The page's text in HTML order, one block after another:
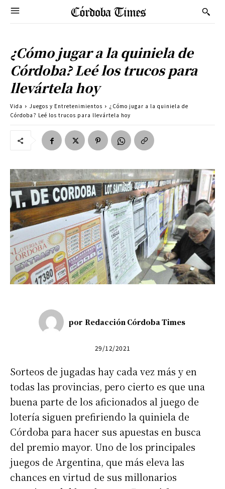
¿Cómo jugar a la quiniela de
Córdoba? Leé los trucos para
llevártela hoy
Vida Juegos y Entretenimientos
¿Cómo jugar a la quiniela de
Córdoba? Leé los trucos para llevártela hoy
por Redacción Córdoba Times
29/12/2021
Sorteos de jugadas hay cada vez más y en
todas las provincias, pero cierto es que una
buena parte de los aficionados al juego de
lotería siguen prefiriendo la quiniela de
Córdoba para hacer sus apuestas en busca
del premio mayor. Uno de los principales
juegos de Argentina, que más eleva las
chances en virtud de sus millonarios